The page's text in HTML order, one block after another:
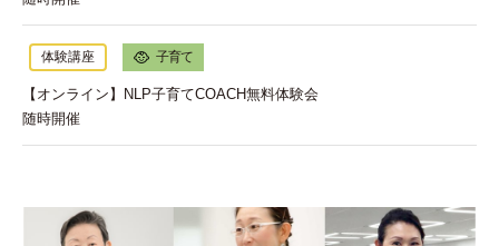
体験講座 子育て
【オンライン】NLP子育てCOACH無料体験会
随時開催